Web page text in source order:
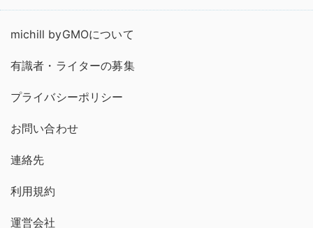
michill byGMOについて
有識者・ライターの募集
プライバシーポリシー
お問い合わせ
連絡先
利用規約
運営会社